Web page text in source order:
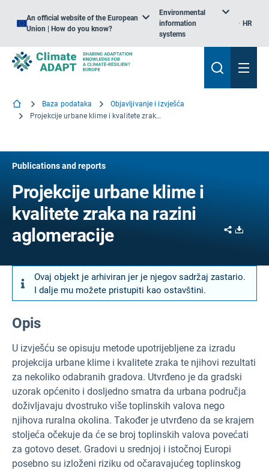
An official website of the European
Union | How do you know?
Environmental
information
systems
HR
Baza podataka
Objavljivanje i izvješća
Projekcije urbane klime i kvalitete zraka na razini aglomeracije
Publications and reports
Projekcije urbane klime i
kvalitete zraka na razini
aglomeracije
Share
Ovaj objekt je arhiviran jer je njegov sadržaj zastario.
I dalje mu možete pristupiti kao ostavštini.
Opis
U izvješću se opisuju metode upotrijebljene za izradu
projekcija urbane klime i kvalitete zraka te njihovi rezultati
za nekoliko odabranih gradova. Utvrđeno je da gradski
uzorak općenito i dosljedno smatra da urbana područja
doživljavaju dvostruko više toplinskih valova nego
njihova ruralna okolina. Također je utvrđeno da se krajem
stoljeća očekuje da će se broj toplinskih valova povećati
za gotovo deset. Gradovi u srednjoj i istočnoj Europi
posebno su izloženi riziku od očaravajućeg toplinskog